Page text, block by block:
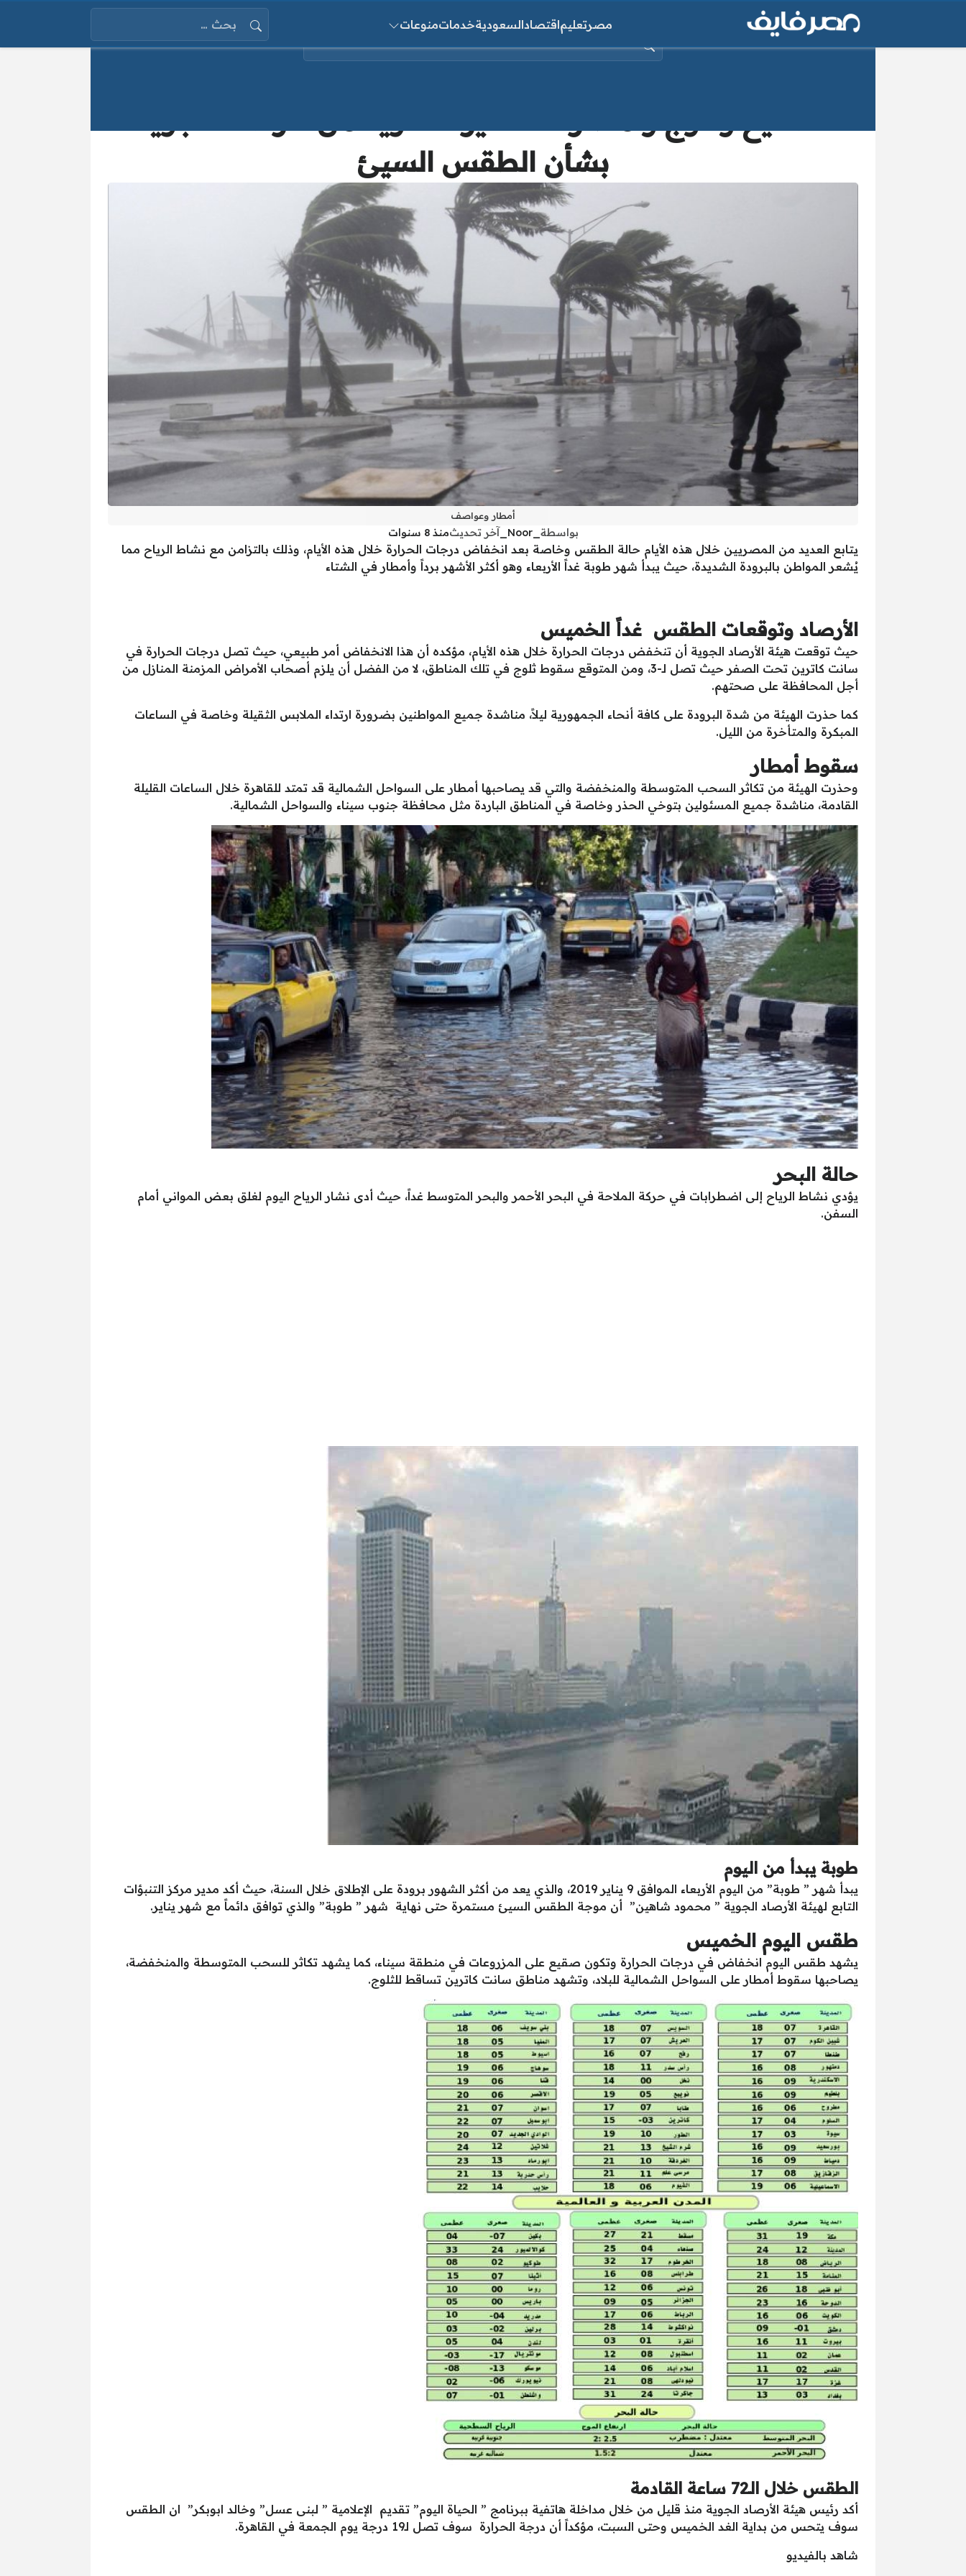
مصرتعليماقتصادالسعوديةخدماتمنوعات
البحث عن:
بشأن الطقس السيئ
أمطار وعواصف
بواسطة _Noor_ آخر تحديثمنذ 8 سنوات
يتابع العديد من المصريين خلال هذه الأيام حالة الطقس وخاصة بعد انخفاض درجات الحرارة خلال هذه الأيام، وذلك بالتزامن مع نشاط الرياح مما
يُشعر المواطن بالبرودة الشديدة، حيث يبدأ شهر طوبة غداً الأربعاء وهو أكثر الأشهر برداً وأمطار في الشتاء
الأرصاد وتوقعات الطقس غداً الخميس
حيث توقعت هيئة الأرصاد الجوية أن تنخفض درجات الحرارة خلال هذه الأيام، مؤكده أن هذا الانخفاض أمر طبيعي، حيث تصل درجات الحرارة في
سانت كاترين تحت الصفر حيث تصل لـ-3، ومن المتوقع سقوط ثلوج في تلك المناطق، لا من الفضل أن يلزم أصحاب الأمراض المزمنة المنازل من
أجل المحافظة على صحتهم.
كما حذرت الهيئة من شدة البرودة على كافة أنحاء الجمهورية ليلاً، مناشدة جميع المواطنين بضرورة ارتداء الملابس الثقيلة وخاصة في الساعات
المبكرة والمتأخرة من الليل.
سقوط أمطار
وحذرت الهيئة من تكاثر السحب المتوسطة والمنخفضة والتي قد يصاحبها أمطار على السواحل الشمالية قد تمتد للقاهرة خلال الساعات القليلة
القادمة، مناشدة جميع المسئولين بتوخي الحذر وخاصة في المناطق الباردة مثل محافظة جنوب سيناء والسواحل الشمالية.
حالة البحر
يؤدي نشاط الرياح إلى اضطرابات في حركة الملاحة في البحر الأحمر والبحر المتوسط غداً، حيث أدى نشار الرياح اليوم لغلق بعض المواني أمام
السفن.
طوبة يبدأ من اليوم
يبدأ شهر ” طوبة” من اليوم الأربعاء الموافق 9 يناير 2019، والذي يعد من أكثر الشهور برودة على الإطلاق خلال السنة، حيث أكد مدير مركز التنبؤات
التابع لهيئة الأرصاد الجوية ” محمود شاهين” أن موجة الطقس السيئ مستمرة حتى نهاية شهر ” طوبة” والذي توافق دائماً مع شهر يناير.
طقس اليوم الخميس
يشهد طقس اليوم انخفاض في درجات الحرارة وتكون صقيع على المزروعات في منطقة سيناء، كما يشهد تكاثر للسحب المتوسطة والمنخفضة،
يصاحبها سقوط أمطار على السواحل الشمالية للبلاد، وتشهد مناطق سانت كاترين تساقط للثلوج.
الطقس خلال الـ72 ساعة القادمة
أكد رئيس هيئة الأرصاد الجوية منذ قليل من خلال مداخلة هاتفية ببرنامج ” الحياة اليوم” تقديم الإعلامية ” لبنى عسل” وخالد ابوبكر” ان الطقس
سوف يتحس من بداية الغد الخميس وحتى السبت، مؤكداً أن درجة الحرارة سوف تصل لـ19 درجة يوم الجمعة في القاهرة.
شاهد بالفيديو